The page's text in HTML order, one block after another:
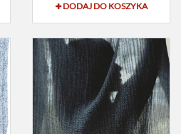
DODAJ DO KOSZYKA